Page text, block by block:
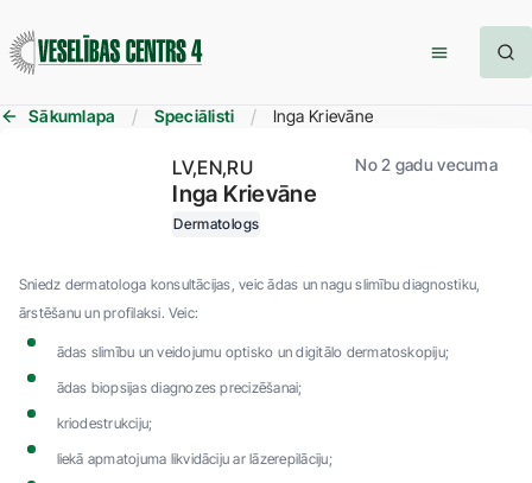
Sākumlapa Speciālisti Inga Krievāne
LV EN RU No 2 gadu vecuma
Inga Krievāne
Dermatologs
Sniedz dermatologa konsultācijas, veic ādas un nagu slimību diagnostiku,
ārstēšanu un profilaksi. Veic:
ādas slimību un veidojumu optisko un digitālo dermatoskopiju;
ādas biopsijas diagnozes precizēšanai;
kriodestrukciju;
liekā apmatojuma likvidāciju ar lāzerepilāciju;